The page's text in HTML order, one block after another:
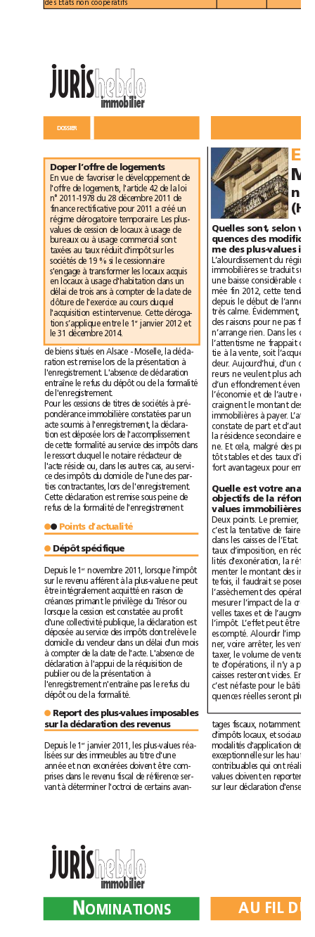
des Etats non coopératifs
de biens situés en Alsace - Moselle, la décla-
ration est remise lors de la présentation à
l'enregistrement. L'absence de déclaration
entraîne le refus du dépôt ou de la formalité
de l'enregistrement.
Pour les cessions de titres de sociétés à pré-
pondérance immobilière constatées par un
acte soumis à l'enregistrement, la déclara-
tion est déposée lors de l'accomplissement
de cette formalité au service des impôts dans
le ressort duquel le notaire rédacteur de
l'acte réside ou, dans les autres cas, au servi-
ce des impôts du domicile de l'une des par-
ties contractantes, lors de l'enregistrement.
Cette déclaration est remise sous peine de
refus de la formalité de l'enregistrement.
●● Points d’actualité
● Dépôt spécifique
Depuis le 1 er novembre 2011, lorsque l'impôt
sur le revenu afférent à la plus-value ne peut
être intégralement acquitté en raison de
créances primant le privilège du Trésor ou
lorsque la cession est constatée au profit
d'une collectivité publique, la déclaration est
déposée au service des impôts dont relève le
domicile du vendeur dans un délai d'un mois
à compter de la date de l'acte. L'absence de
déclaration à l'appui de la réquisition de
publier ou de la présentation à
l'enregistrement n'entraîne pas le refus du
dépôt ou de la formalité.
● Report des plus-values imposables
sur la déclaration des revenus
Depuis le 1 er janvier 2011, les plus-values réa-
lisées sur des immeubles au titre d'une
année et non exonérées doivent être com-
prises dans le revenu fiscal de référence ser-
vant à déterminer l'octroi de certains avan-
JURISh
he
eb
bd
do
o
immobilier
••
Doper l’offre de logements
En vue de favoriser le développement de
l'offre de logements, l'article 42 de la loi
n°2011-1978 du 28décembre 2011 de
finance rectificative pour 2011 a créé un
régime dérogatoire temporaire. Les plus-
values de cession de locaux à usage de
bureaux ou à usage commercial sont
taxées au taux réduit d'impôt sur les
sociétés de 19% si le cessionnaire
s'engage à transformer les locaux acquis
en locaux à usage d'habitation dans un
délai de trois ans à compter de la date de
clôture de l'exercice au cours duquel
l'acquisition est intervenue. Cette déroga-
tion s’applique entre le 1 er
janvier 2012 et
le 31décembre 2014.
D
DO
OS
SSSII EER
R
N
N O
O M
M N
N A
AT
TII O
O N
N S
S A
A U
U F
F D
D
••
immobilier
JURISh
he
eb
bd
do
o